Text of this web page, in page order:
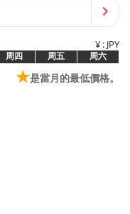
¥ : JPY
周四 周五 周六
★是當月的最低價格。